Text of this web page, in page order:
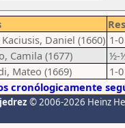
Daniel (1660) 1-0
Camila (1677)
½-
Mateo (1669)
1-0
cronólogicamente
© 2006-2026 Heinz